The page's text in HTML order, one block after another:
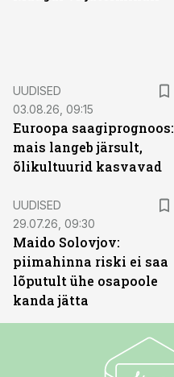
UUDISED
03.08.26, 09:15
Euroopa saagiprognoos:
mais langeb järsult,
õlikultuurid kasvavad
UUDISED
29.07.26, 09:30
Maido Solovjov:
piimahinna riski ei saa
lõputult ühe osapoole
kanda jätta